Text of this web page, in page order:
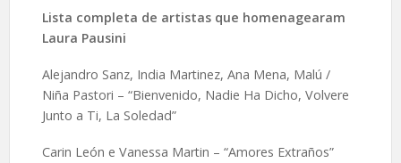
Lista completa de artistas que homenagearam
Laura Pausini
Alejandro Sanz, India Martinez, Ana Mena, Malú /
Niña Pastori – “Bienvenido, Nadie Ha Dicho, Volvere
Junto a Ti, La Soledad”
Carin León e Vanessa Martin – “Amores Extraños”